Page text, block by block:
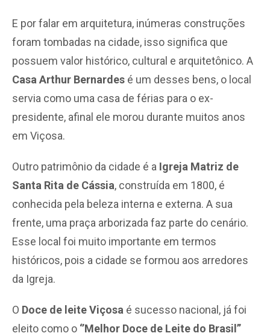
E por falar em arquitetura, inúmeras construções
foram tombadas na cidade, isso significa que
possuem valor histórico, cultural e arquitetônico. A
Casa Arthur Bernardes é um desses bens, o local
servia como uma casa de férias para o ex-
presidente, afinal ele morou durante muitos anos
em Viçosa.
Outro patrimônio da cidade é a Igreja Matriz de
Santa Rita de Cássia, construída em 1800, é
conhecida pela beleza interna e externa. A sua
frente, uma praça arborizada faz parte do cenário.
Esse local foi muito importante em termos
históricos, pois a cidade se formou aos arredores
da Igreja.
O Doce de leite Viçosa é sucesso nacional, já foi
eleito como o ‘’Melhor Doce de Leite do Brasil”